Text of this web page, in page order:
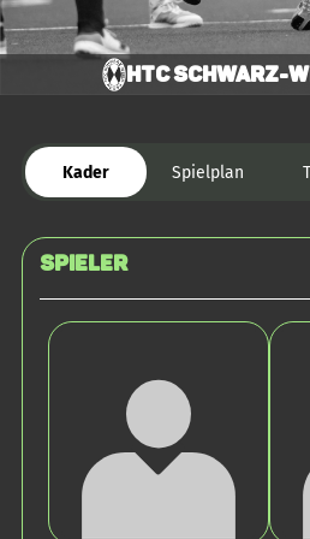
HTC Schwarz-
Kader Spielplan
Spieler